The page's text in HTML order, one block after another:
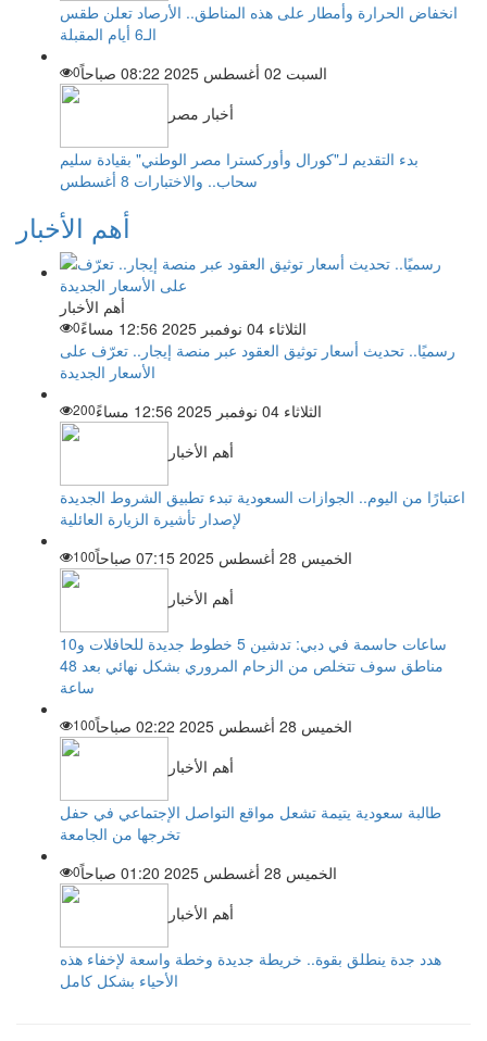
انخفاض الحرارة وأمطار على هذه المناطق.. الأرصاد تعلن طقس
الـ6 أيام المقبلة
السبت 02 أغسطس 2025 08:22 صباحاً
0
أخبار مصر
بدء التقديم لـ"كورال وأوركسترا مصر الوطني" بقيادة سليم
سحاب.. والاختبارات 8 أغسطس
أهم الأخبار
أهم الأخبار
الثلاثاء 04 نوفمبر 2025 12:56 مساءً
0
رسميًا.. تحديث أسعار توثيق العقود عبر منصة إيجار.. تعرّف على
الأسعار الجديدة
الثلاثاء 04 نوفمبر 2025 12:56 مساءً
200
أهم الأخبار
اعتبارًا من اليوم.. الجوازات السعودية تبدء تطبيق الشروط الجديدة
لإصدار تأشيرة الزيارة العائلية
الخميس 28 أغسطس 2025 07:15 صباحاً
100
أهم الأخبار
ساعات حاسمة في دبي: تدشين 5 خطوط جديدة للحافلات و10
مناطق سوف تتخلص من الزحام المروري بشكل نهائي بعد 48
ساعة
الخميس 28 أغسطس 2025 02:22 صباحاً
100
أهم الأخبار
طالبة سعودية يتيمة تشعل مواقع التواصل الإجتماعي في حفل
تخرجها من الجامعة
الخميس 28 أغسطس 2025 01:20 صباحاً
0
أهم الأخبار
هدد جدة ينطلق بقوة.. خريطة جديدة وخطة واسعة لإخفاء هذه
الأحياء بشكل كامل